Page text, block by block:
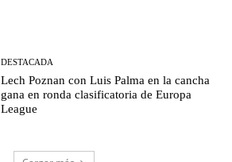
DESTACADA
Lech Poznan con Luis Palma en la cancha
gana en ronda clasificatoria de Europa
League